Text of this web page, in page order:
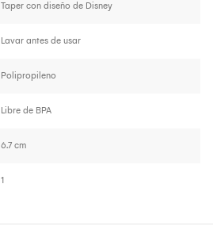
Taper con diseño de Disney
Lavar antes de usar
Polipropileno
Libre de BPA
6.7 cm
1